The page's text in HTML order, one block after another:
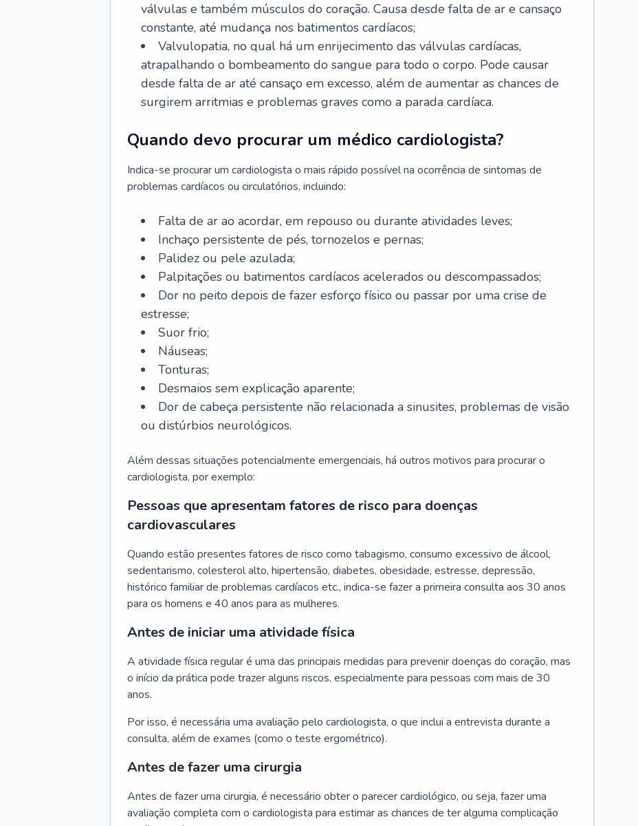
válvulas e também músculos do coração. Causa desde falta de ar e cansaço
constante, até mudança nos batimentos cardíacos;
Valvulopatia, no qual há um enrijecimento das válvulas cardíacas,
atrapalhando o bombeamento do sangue para todo o corpo. Pode causar
desde falta de ar até cansaço em excesso, além de aumentar as chances de
surgirem arritmias e problemas graves como a parada cardíaca.
Quando devo procurar um médico cardiologista?
Indica-se procurar um cardiologista o mais rápido possível na ocorrência de sintomas de
problemas cardíacos ou circulatórios, incluindo:
Falta de ar ao acordar, em repouso ou durante atividades leves;
Inchaço persistente de pés, tornozelos e pernas;
Palidez ou pele azulada;
Palpitações ou batimentos cardíacos acelerados ou descompassados;
Dor no peito depois de fazer esforço físico ou passar por uma crise de
estresse;
Suor frio;
Náuseas;
Tonturas;
Desmaios sem explicação aparente;
Dor de cabeça persistente não relacionada a sinusites, problemas de visão
ou distúrbios neurológicos.
Além dessas situações potencialmente emergenciais, há outros motivos para procurar o
cardiologista, por exemplo:
Pessoas que apresentam fatores de risco para doenças
cardiovasculares
Quando estão presentes fatores de risco como tabagismo, consumo excessivo de álcool,
sedentarismo, colesterol alto, hipertensão, diabetes, obesidade, estresse, depressão,
histórico familiar de problemas cardíacos etc., indica-se fazer a primeira consulta aos 30 anos
para os homens e 40 anos para as mulheres.
Antes de iniciar uma atividade física
A atividade física regular é uma das principais medidas para prevenir doenças do coração, mas
o início da prática pode trazer alguns riscos, especialmente para pessoas com mais de 30
anos.
Por isso, é necessária uma avaliação pelo cardiologista, o que inclui a entrevista durante a
consulta, além de exames (como o teste ergométrico).
Antes de fazer uma cirurgia
Antes de fazer uma cirurgia, é necessário obter o parecer cardiológico, ou seja, fazer uma
avaliação completa com o cardiologista para estimar as chances de ter alguma complicação